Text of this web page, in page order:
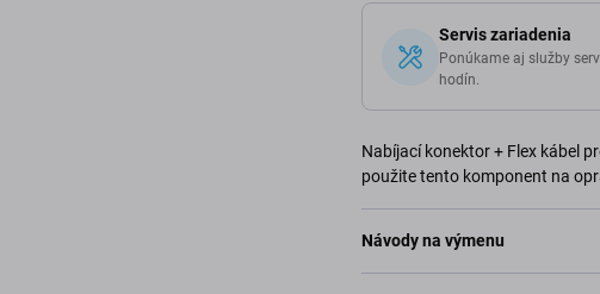
Servis zariadenia
Ponúkame aj služby
hodín.
Nabíjací konektor + Flex kábel
použite tento komponent na
Návody na výmenu